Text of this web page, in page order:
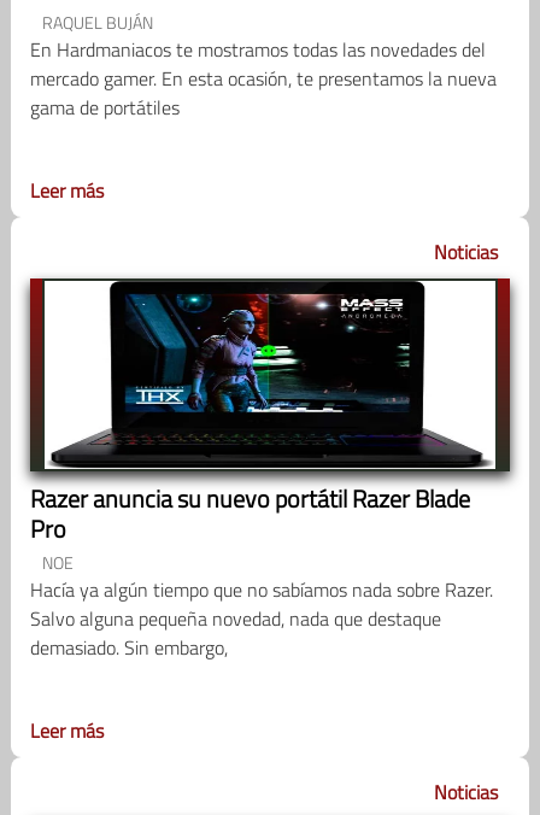
RAQUEL BUJÁN
En Hardmaniacos te mostramos todas las novedades del
mercado gamer. En esta ocasión, te presentamos la nueva
gama de portátiles
Leer más
Noticias
Razer anuncia su nuevo portátil Razer Blade
Pro
NOE
Hacía ya algún tiempo que no sabíamos nada sobre Razer.
Salvo alguna pequeña novedad, nada que destaque
demasiado. Sin embargo,
Leer más
Noticias